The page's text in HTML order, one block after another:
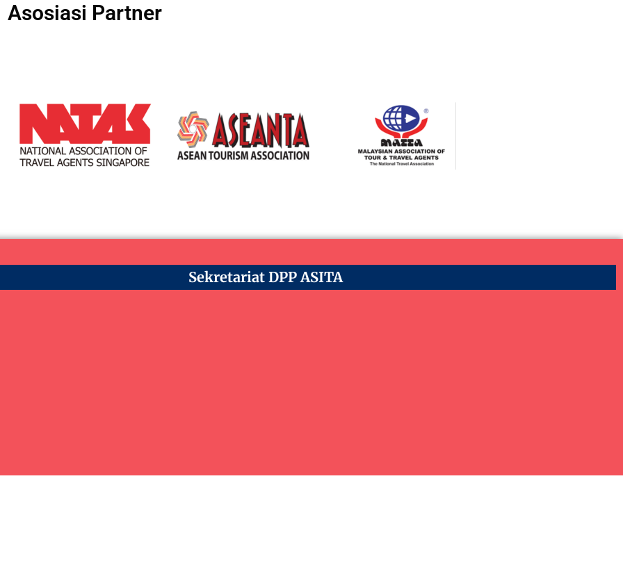
Asosiasi Partner
Sekretariat DPP ASITA